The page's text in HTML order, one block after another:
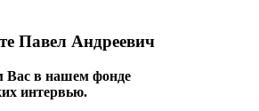
Павел Андреевич
Вас в нашем фонде
интервью.